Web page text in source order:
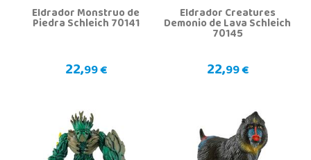
Eldrador Monstruo de
Piedra Schleich 70141
22,99 €
Eldrador Creatures
Demonio de Lava Schleich
70145
22,99 €